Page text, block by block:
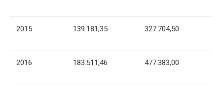
2015 139.181,35 327.704,50
2016 183.511,46 477.383,00